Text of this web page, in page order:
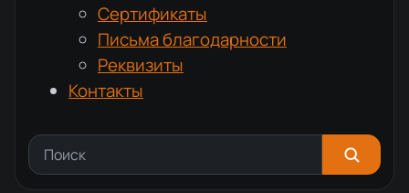
Сертификаты
Письма благодарности
Реквизиты
Контакты